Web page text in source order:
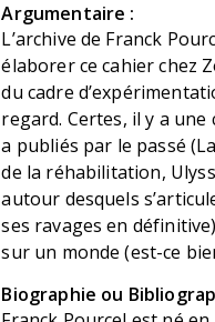
Argumentaire :
L’archive de Franck
élaborer ce cahier chez
du cadre
regard. Certes, il y a
a publiés par le passé
de la réhabilitation,
autour desquels
ses ravages en
sur un monde (est-ce
Biographie ou